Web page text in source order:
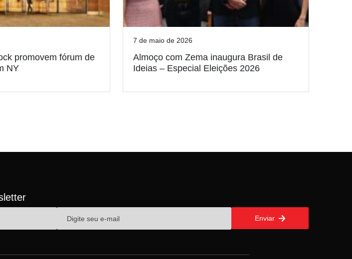
promovem fórum de
NY
7 de maio de 2026
Almoço com Zema inaugura Brasil de
Ideias – Especial Eleições 2026
Enviar